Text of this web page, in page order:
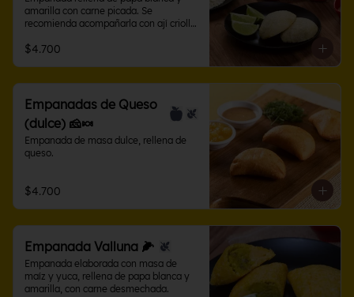
amarilla con carne picada. Se
recomienda acompañarla con ají criollo
$4.700
Empanadas de Queso
(dulce) 🧀🍬
Empanada de masa dulce, rellena de
queso.
$4.700
Empanada Valluna 🌽
Empanada elaborada con masa de
maíz y yuca, rellena de papa blanca y
amarilla, con carne desmechada.